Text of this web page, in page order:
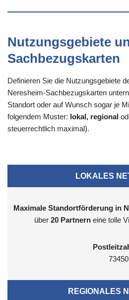
Nutzungsgebiete
Sachbezugskarten
Definieren Sie die Nutzungsgebiete
Neresheim-Sachbezugskarten
Standort oder auf Wunsch sogar je
folgendem Muster: lokal, regional
steuerrechtlich maximal).
LOKALES
Maximale Standortförderung in
über 20 Partnern eine tolle
73450
REGIONALES